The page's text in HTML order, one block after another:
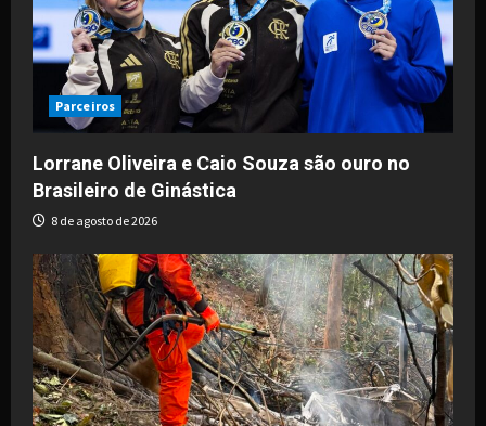
Parceiros
Lorrane Oliveira e Caio Souza são ouro no
Brasileiro de Ginástica
8 de agosto de 2026